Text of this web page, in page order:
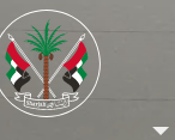
Skip to main content